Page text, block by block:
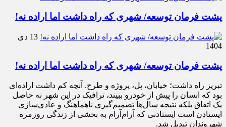
پشت فرمان توسعه/ شهری که راه داشت اما اراده نه!
13 دی
1404
پشت فرمان توسعه/ شهری که راه داشت اما اراده نه!
تبریز راه داشت؛ خیابان، پل، پروژه و طرح. آنچه کم داشت اراده‌ای
بود که انسان را پیش از خودرو ببیند، ترافیک در این شهر نه حاصل
یک اتفاق بلکه نتیجه سال‌ها تصمیم‌گیری ناهماهنگ و عادی‌سازی
ایستادن است ایستادنی که آرام‌آرام به بخشی از زندگی روزمره
شهروندان تبدیل شد.